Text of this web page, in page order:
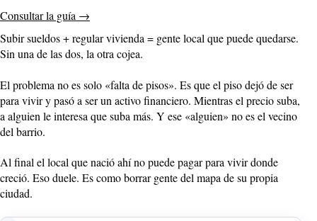
Consultar la guía →
Subir sueldos + regular vivienda = gente local que puede quedarse.
Sin una de las dos, la otra cojea.
El problema no es solo «falta de pisos». Es que el piso dejó de ser
para vivir y pasó a ser un activo financiero. Mientras el precio suba,
a alguien le interesa que suba más. Y ese «alguien» no es el vecino
del barrio.
Al final el local que nació ahí no puede pagar para vivir donde
creció. Eso duele. Es como borrar gente del mapa de su propia
ciudad.